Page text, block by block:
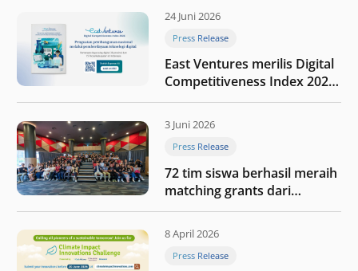
24 Juni 2026
Press Release
East Ventures merilis Digital
Competitiveness Index 2026,
menyoroti fase transformasi
digital Indonesia selanjutnya
3 Juni 2026
Press Release
72 tim siswa berhasil meraih
matching grants dari
program My First $1000
8 April 2026
Press Release